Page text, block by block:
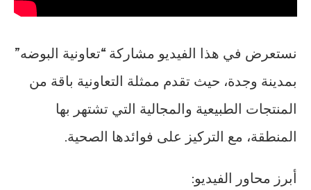
نستعرض في هذا الفيديو مشاركة “تعاونية البوضه”
بمدينة وجدة، حيث تقدم ممثلة التعاونية باقة من
المنتجات الطبيعية والمجالية التي تشتهر بها
المنطقة، مع التركيز على فوائدها الصحية.
أبرز محاور الفيديو: